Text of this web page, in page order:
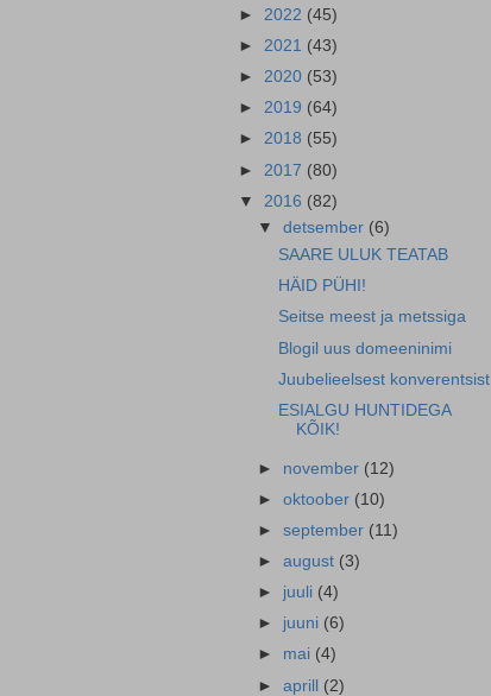
► 2022 (45)
► 2021 (43)
► 2020 (53)
► 2019 (64)
► 2018 (55)
► 2017 (80)
▼ 2016 (82)
▼detsember (6)
SAARE ULUK TEATAB
HÄID PÜHI!
Seitse meest ja metssiga
Blogil uus domeeninimi
Juubelieelsest konverentsist
ESIALGU HUNTIDEGA
KÕIK!
► november (12)
►oktoober (10)
►september (11)
►august (3)
► juuli (4)
► juuni (6)
► mai (4)
►aprill (2)